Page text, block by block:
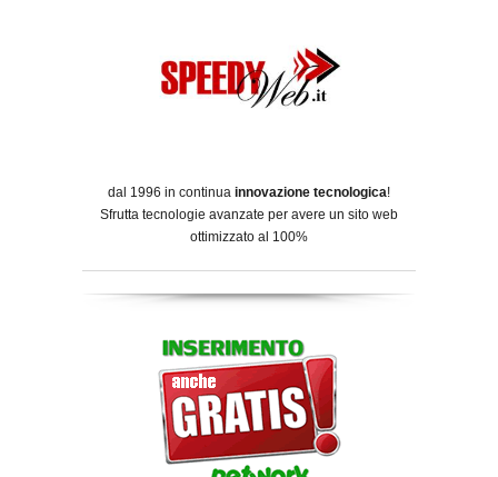
dal 1996 in continua innovazione tecnologica!
Sfrutta tecnologie avanzate per avere un sito web
ottimizzato al 100%